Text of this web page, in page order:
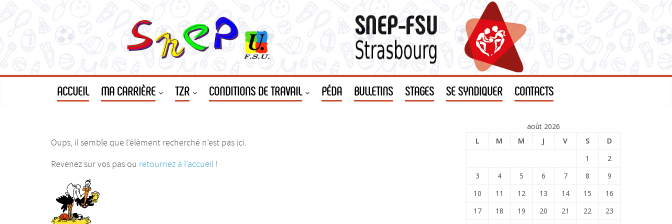
ACCUEIL MA CARRIÈRE TZR CONDITIONS DE TRAVAIL PÉDA BULLETINS STAGES SE SYNDIQUER CONTACTS
Oups, il semble que l’élément recherché n’est pas ici.
Revenez sur vos pas ou retournez à l’accueil !
août 2026
L
M M J V S
D
1
2
3
4 5 6 7 8
9
10
11 12 13 14 15
16
17
18 19 20 21 22
23